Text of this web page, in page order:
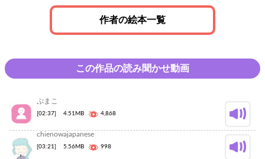
作者の絵本一覧
この作品の読み聞かせ動画
ぷまこ
[02:37] 4.51MB 4,868
chienowajapanese
[03:21] 5.56MB 998